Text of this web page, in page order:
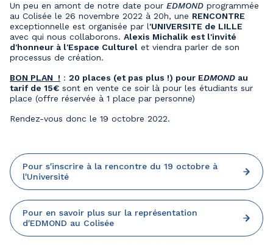
Un peu en amont de notre date pour EDMOND programmée
au Colisée le 26 novembre 2022 à 20h, une RENCONTRE
exceptionnelle est organisée par l'UNIVERSITE de LILLE
avec qui nous collaborons. Alexis Michalik est l'invité
d'honneur à l'Espace Culturel et viendra parler de son
processus de création.
BON PLAN ! : 20 places (et pas plus !) pour EDMOND au
tarif de 15€ sont en vente ce soir là pour les étudiants sur
place (offre réservée à 1 place par personne)
Rendez-vous donc le 19 octobre 2022.
Pour s'inscrire à la rencontre du 19 octobre à
l'Université
Pour en savoir plus sur la représentation
d'EDMOND au Colisée